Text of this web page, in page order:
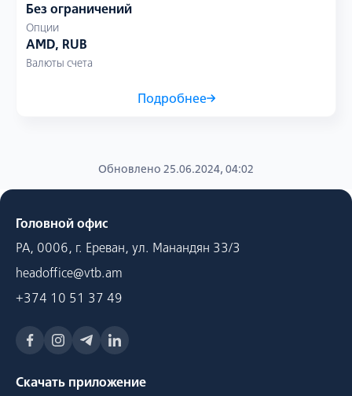
Без ограничений
Опции
AMD, RUB
Валюты счета
Подробнее
Обновлено 25.06.2024, 04:02
Головной офис
РА, 0006, г. Ереван, ул. Манандян 33/3
headoffice@vtb.am
+374 10 51 37 49
Скачать приложение